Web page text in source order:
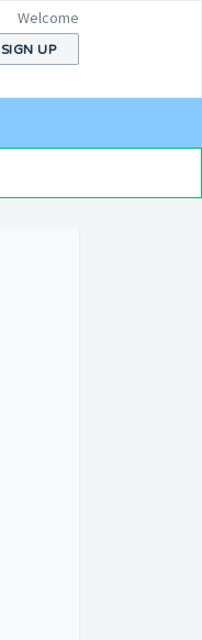
Welcome
SIGN UP